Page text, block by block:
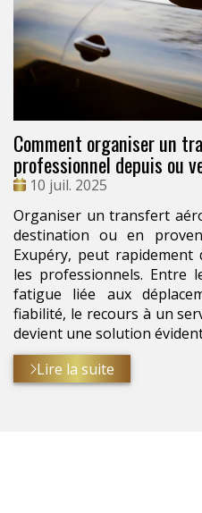
Comment organiser un
professionnel depuis ou
Date
10 juil. 2025
Organiser un transfert
destination ou en
Exupéry, peut
les professionnels. Entre
fatigue liée aux
fiabilité, le recours à un
devient une solution
Lire la suite